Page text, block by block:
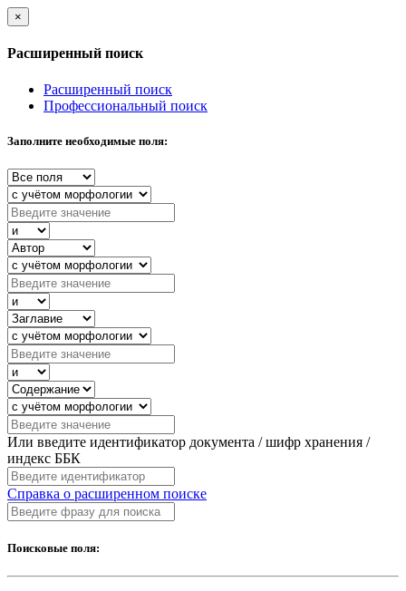
×
Расширенный поиск
Расширенный поиск
Профессиональный поиск
Заполните необходимые поля:
Или введите идентификатор документа / шифр хранения /
индекс ББК
Справка о расширенном поиске
Поисковые поля: